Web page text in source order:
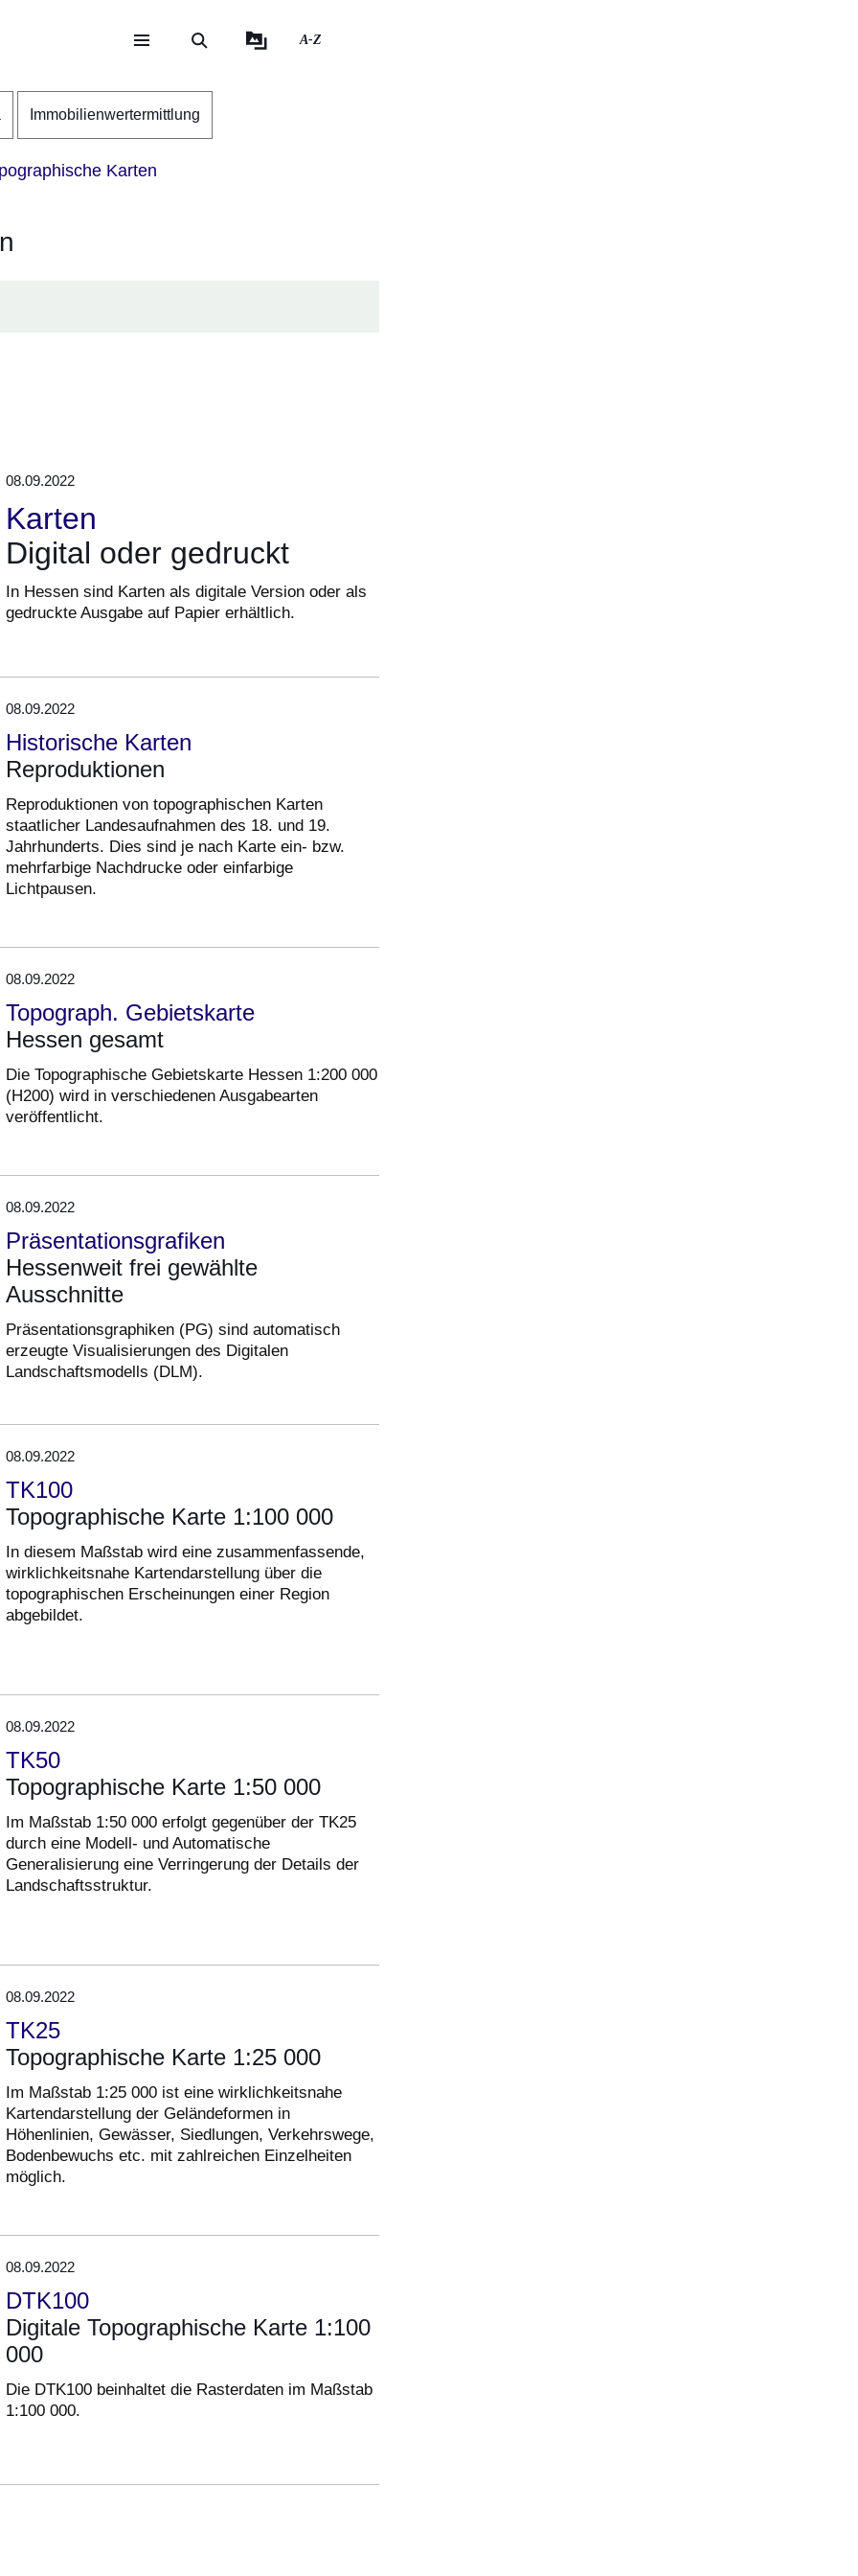
A-Z
Immobilienwertermittlung
Karten
08.09.2022
Karten
Digital oder gedruckt
In Hessen sind Karten als digitale Version oder als
gedruckte Ausgabe auf Papier erhältlich.
08.09.2022
Historische Karten
Reproduktionen
Reproduktionen von topographischen Karten
staatlicher Landesaufnahmen des 18. und 19.
Jahrhunderts. Dies sind je nach Karte ein- bzw.
mehrfarbige Nachdrucke oder einfarbige
Lichtpausen.
08.09.2022
Topograph. Gebietskarte
Hessen gesamt
Die Topographische Gebietskarte Hessen 1:200 000
(H200) wird in verschiedenen Ausgabearten
veröffentlicht.
08.09.2022
Präsentationsgrafiken
Hessenweit frei gewählte
Ausschnitte
Präsentationsgraphiken (PG) sind automatisch
erzeugte Visualisierungen des Digitalen
Landschaftsmodells (DLM).
08.09.2022
TK100
Topographische Karte 1:100 000
In diesem Maßstab wird eine zusammenfassende,
wirklichkeitsnahe Kartendarstellung über die
topographischen Erscheinungen einer Region
abgebildet.
08.09.2022
TK50
Topographische Karte 1:50 000
Im Maßstab 1:50 000 erfolgt gegenüber der TK25
durch eine Modell- und Automatische
Generalisierung eine Verringerung der Details der
Landschaftsstruktur.
08.09.2022
TK25
Topographische Karte 1:25 000
Im Maßstab 1:25 000 ist eine wirklichkeitsnahe
Kartendarstellung der Geländeformen in
Höhenlinien, Gewässer, Siedlungen, Verkehrswege,
Bodenbewuchs etc. mit zahlreichen Einzelheiten
möglich.
08.09.2022
DTK100
Digitale Topographische Karte 1:100
000
Die DTK100 beinhaltet die Rasterdaten im Maßstab
1:100 000.